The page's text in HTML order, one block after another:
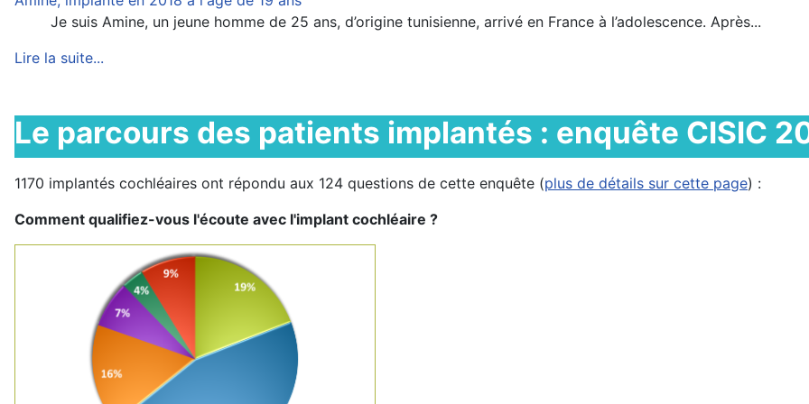
Je suis Amine, un jeune homme de 25 ans, d’origine tunisienne, arrivé en France à l’adolescence. Après...
Lire la suite...
Le parcours des patients implantés : enquête CISIC
1170 implantés cochléaires ont répondu aux 124 questions de cette enquête (plus de détails sur cette page) :
Comment qualifiez-vous l'écoute avec l'implant cochléaire ?